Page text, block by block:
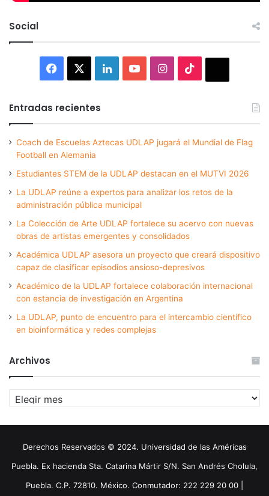
Social
Facebook LinkedInYouTubeInstagram
Entradas recientes
Coach de Escuelas Aztecas UDLAP jugará el Mundial de Flag
Football en Alemania
Estudiantes STEM de la UDLAP destacan en el MUTVI 2026
La UDLAP reúne a expertos para analizar los retos de la
administración pública municipal
La Colección de Arte UDLAP fortalece su acervo con nuevas
obras de artistas emergentes y consolidados
Académica UDLAP asesora un proyecto que creará dispositivo
capaz de clasificar episodios ansioso-depresivos
Académico de la UDLAP fortalece colaboración internacional
con estancia de investigación en Argentina
La UDLAP, punto de encuentro para el intercambio científico
en bioinformática y redes complejas
Archivos
Archivos
Derechos Reservados © 2024. Universidad de las Américas
Puebla. Ex hacienda Sta. Catarina Mártir S/N. San Andrés Cholula,
Puebla. C.P. 72810. México. Conmutador: 222 229 20 00 |